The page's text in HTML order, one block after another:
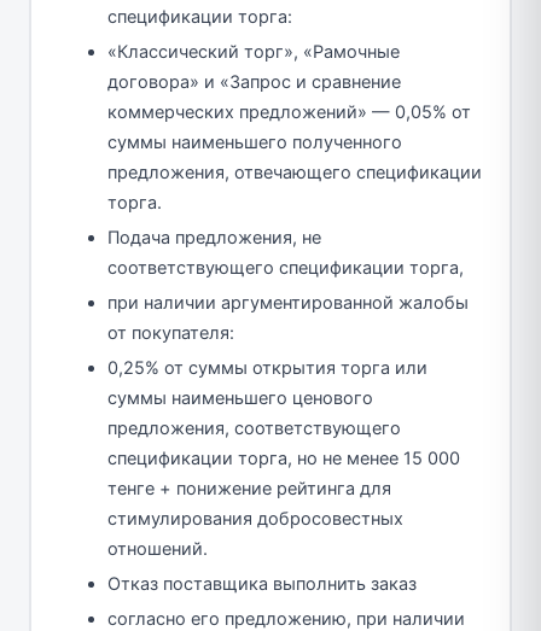
спецификации торга:
«Классический торг», «Рамочные
договора» и «Запрос и сравнение
коммерческих предложений» — 0,05% от
суммы наименьшего полученного
предложения, отвечающего спецификации
торга.
Подача предложения, не
соответствующего спецификации торга,
при наличии аргументированной жалобы
от покупателя:
0,25% от суммы открытия торга или
суммы наименьшего ценового
предложения, соответствующего
спецификации торга, но не менее 15 000
тенге + понижение рейтинга для
стимулирования добросовестных
отношений.
Отказ поставщика выполнить заказ
согласно его предложению, при наличии